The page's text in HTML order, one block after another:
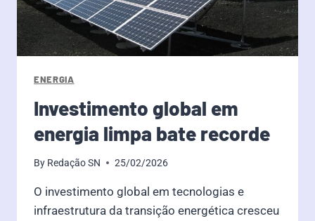
ENERGIA
Investimento global em
energia limpa bate recorde
By Redação SN 25/02/2026
O investimento global em tecnologias e
infraestrutura da transição energética cresceu